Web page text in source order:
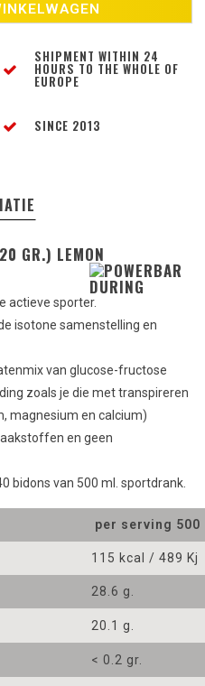
SHIPMENT WITHIN 24
HOURS TO THE WHOLE OF
EUROPE
SINCE 2013
GR.) LEMON
actieve sporter.
isotone samenstelling en
van glucose-fructose
zoals je die met transpireren
magnesium en calcium)
en geen
bidons van 500 ml. sportdrank.
per serving 500
115 kcal / 489 Kj
28.6 g.
20.1 g.
< 0.2 gr.